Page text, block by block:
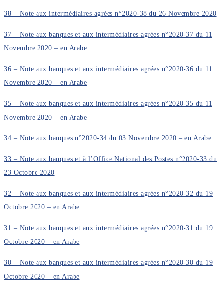
38 – Note aux intermédiaires agrées n°2020-38 du 26 Novembre 2020
37 – Note aux banques et aux intermédiaires agrées n°2020-37 du 11
Novembre 2020 – en Arabe
36 – Note aux banques et aux intermédiaires agrées n°2020-36 du 11
Novembre 2020 – en Arabe
35 – Note aux banques et aux intermédiaires agrées n°2020-35 du 11
Novembre 2020 – en Arabe
34 – Note aux banques n°2020-34 du 03 Novembre 2020 – en Arabe
33 – Note aux banques et à l’Office National des Postes n°2020-33 du
23 Octobre 2020
32 – Note aux banques et aux intermédiaires agrées n°2020-32 du 19
Octobre 2020 – en Arabe
31 – Note aux banques et aux intermédiaires agrées n°2020-31 du 19
Octobre 2020 – en Arabe
30 – Note aux banques et aux intermédiaires agrées n°2020-30 du 19
Octobre 2020 – en Arabe